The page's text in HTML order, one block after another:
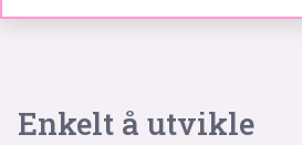
Enkelt å utvikle